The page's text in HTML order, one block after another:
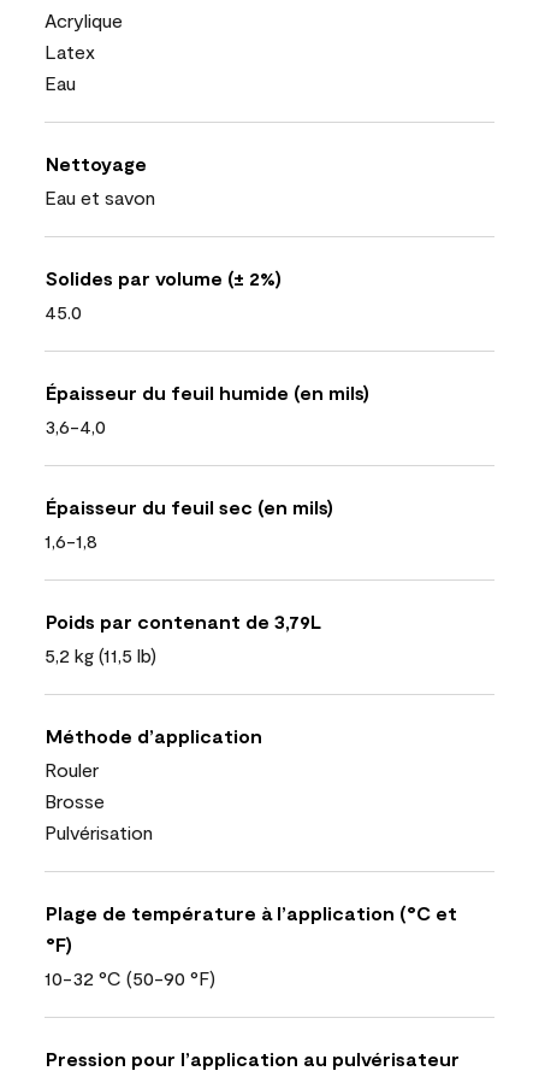
Acrylique
Latex
Eau
Nettoyage
Eau et savon
Solides par volume (± 2%)
45.0
Épaisseur du feuil humide (en mils)
3,6-4,0
Épaisseur du feuil sec (en mils)
1,6-1,8
Poids par contenant de 3,79L
5,2 kg (11,5 lb)
Méthode d’application
Rouler
Brosse
Pulvérisation
Plage de température à l’application (°C et
°F)
10-32 °C (50-90 °F)
Pression pour l’application au pulvérisateur